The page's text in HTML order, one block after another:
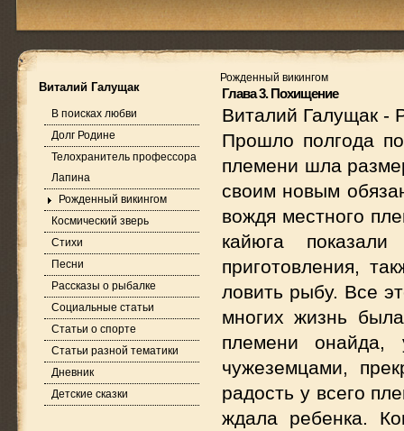
Виталий Галущак
В поисках любви
Долг Родине
Телохранитель профессора
Лапина
Рожденный викингом
Космический зверь
Стихи
Песни
Рассказы о рыбалке
Социальные статьи
Статьи о спорте
Статьи разной тематики
Дневник
Детские сказки
Рожденный викингом
Глава 3. Похищение
Виталий Галущак -
Прошло полгода
племени шла
своим новым
вождя местного
кайюга
приготовления,
ловить рыбу. Все
многих жизнь
племени онайда,
чужеземцами,
радость у всего
ждала ребенка.